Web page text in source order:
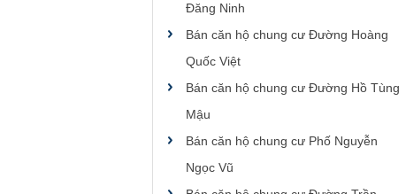
Đăng Ninh
Bán căn hộ chung cư Đường Hoàng
Quốc Việt
Bán căn hộ chung cư Đường Hồ Tùng
Mậu
Bán căn hộ chung cư Phố Nguyễn
Ngọc Vũ